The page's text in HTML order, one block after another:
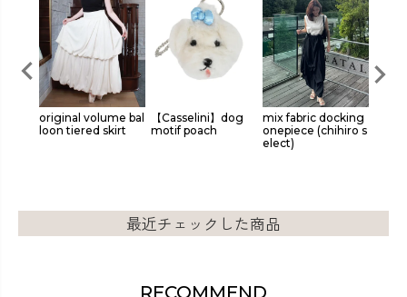
original volume bal
loon tiered skirt
【Casselini】dog
motif poach
mix fabric docking
onepiece (chihiro s
elect)
最近チェックした商品
RECOMMEND